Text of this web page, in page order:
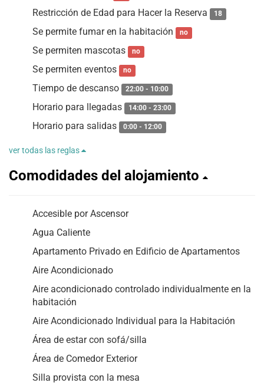
Restricción de Edad para Hacer la Reserva 18
Se permite fumar en la habitación no
Se permiten mascotas no
Se permiten eventos no
Tiempo de descanso 22:00 - 10:00
Horario para llegadas 14:00 - 23:00
Horario para salidas 0:00 - 12:00
ver todas las reglas
Comodidades del alojamiento
Accesible por Ascensor
Agua Caliente
Apartamento Privado en Edificio de Apartamentos
Aire Acondicionado
Aire acondicionado controlado individualmente en la
habitación
Aire Acondicionado Individual para la Habitación
Área de estar con sofá/silla
Área de Comedor Exterior
Silla provista con la mesa